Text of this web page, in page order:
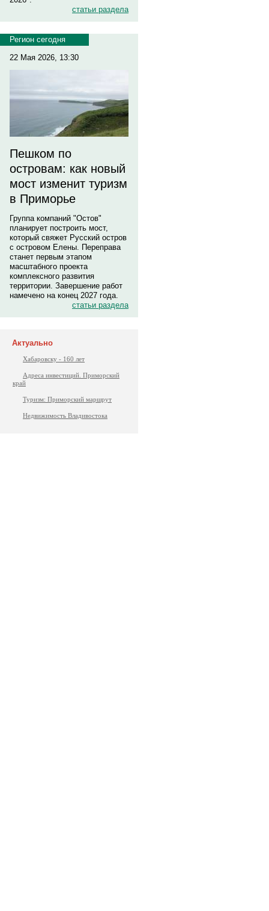
статьи раздела
Регион сегодня
22 Мая 2026, 13:30
Пешком по
островам: как новый
мост изменит туризм
в Приморье
Группа компаний "Остов"
планирует построить мост,
который свяжет Русский остров
с островом Елены. Переправа
станет первым этапом
масштабного проекта
комплексного развития
территории. Завершение работ
намечено на конец 2027 года.
статьи раздела
Актуально
Хабаровску - 160 лет
Адреса инвестиций. Приморский
край
Туризм: Приморский маршрут
Недвижимость Владивостока